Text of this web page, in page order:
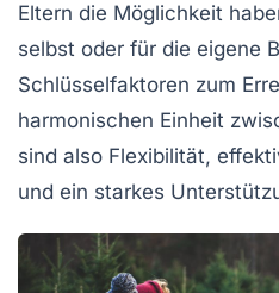
Eltern die Möglichkeit
selbst oder für die eigene
Schlüsselfaktoren zum
harmonischen Einheit
sind also Flexibilität,
und ein starkes